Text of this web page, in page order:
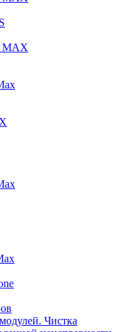
MAX
Чистка